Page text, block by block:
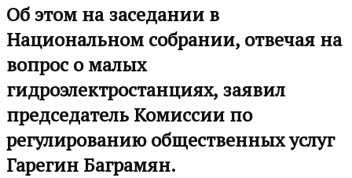
Об этом на заседании в
Национальном собрании, отвечая на
вопрос о малых
гидроэлектростанциях, заявил
председатель Комиссии по
регулированию общественных услуг
Гарегин Баграмян.